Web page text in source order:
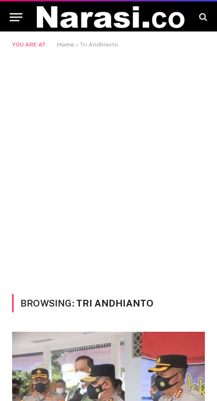
YOU ARE AT: Home » Tri Andhianto
BROWSING: TRI ANDHIANTO